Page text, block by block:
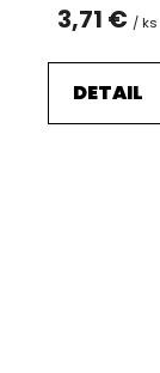
3,71 € / ks
DETAIL